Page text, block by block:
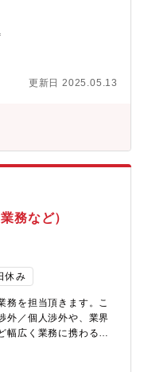
ージャーやその他ポジ
納期管理■顧客管理■売
はありません。※営業
す。※入社後は先輩社
す。（一人前になるま
更新日 2025.05.13
務など）
休み
務を担当頂きます。こ
外／個人渉外や、業界
幅広く業務に携わるこ
深耕・資金調達・運